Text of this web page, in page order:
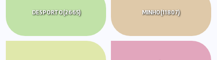
DESPORTO(2665) MINHO(11807)